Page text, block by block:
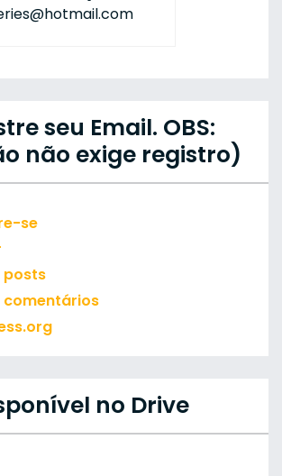
seu Email. OBS:
não exige registro)
se
posts
comentários
no Drive